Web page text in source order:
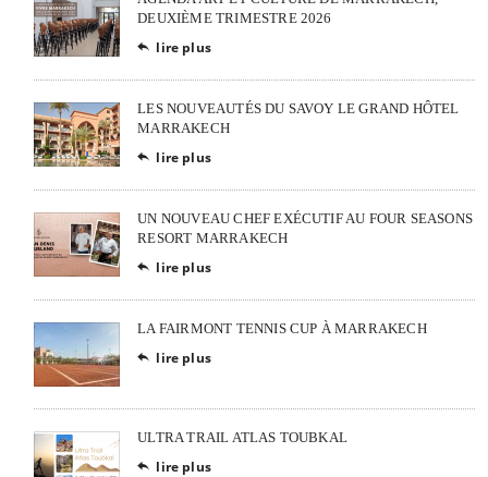
DEUXIÈME TRIMESTRE 2026
 lire plus
LES NOUVEAUTÉS DU SAVOY LE GRAND HÔTEL
MARRAKECH
 lire plus
UN NOUVEAU CHEF EXÉCUTIF AU FOUR SEASONS
RESORT MARRAKECH
 lire plus
LA FAIRMONT TENNIS CUP À MARRAKECH
 lire plus
ULTRA TRAIL ATLAS TOUBKAL
 lire plus